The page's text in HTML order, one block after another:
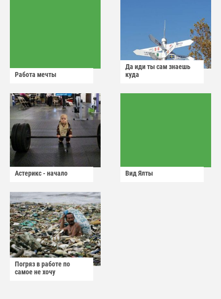
Работа мечты
Да иди ты сам знаешь
куда
Астерикс - начало Вид Ялты
Погряз в работе по
самое не хочу